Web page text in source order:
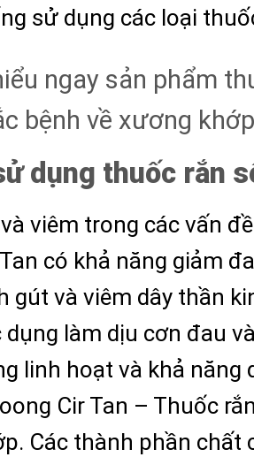
sử dụng các loại
ngay sản phẩm
bệnh về xương
dụng thuốc rắn
viêm trong các vấn
có khả năng giảm
gút và viêm dây thần
dụng làm dịu cơn đau
linh hoạt và khả năng
Cir Tan – Thuốc
Các thành phần